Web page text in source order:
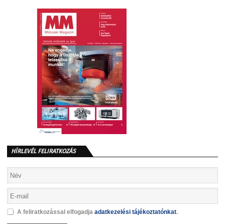
HÍRLEVÉL FELIRATKOZÁS
A feliratkozással elfogadja adatkezelési tájékoztatónkat.